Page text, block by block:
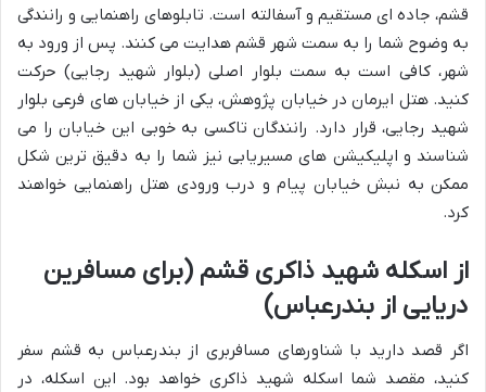
قشم، جاده ای مستقیم و آسفالته است. تابلوهای راهنمایی و رانندگی
به وضوح شما را به سمت شهر قشم هدایت می کنند. پس از ورود به
شهر، کافی است به سمت بلوار اصلی (بلوار شهید رجایی) حرکت
کنید. هتل ایرمان در خیابان پژوهش، یکی از خیابان های فرعی بلوار
شهید رجایی، قرار دارد. رانندگان تاکسی به خوبی این خیابان را می
شناسند و اپلیکیشن های مسیریابی نیز شما را به دقیق ترین شکل
ممکن به نبش خیابان پیام و درب ورودی هتل راهنمایی خواهند
کرد.
از اسکله شهید ذاکری قشم (برای مسافرین
دریایی از بندرعباس)
اگر قصد دارید با شناورهای مسافربری از بندرعباس به قشم سفر
کنید، مقصد شما اسکله شهید ذاکری خواهد بود. این اسکله، در